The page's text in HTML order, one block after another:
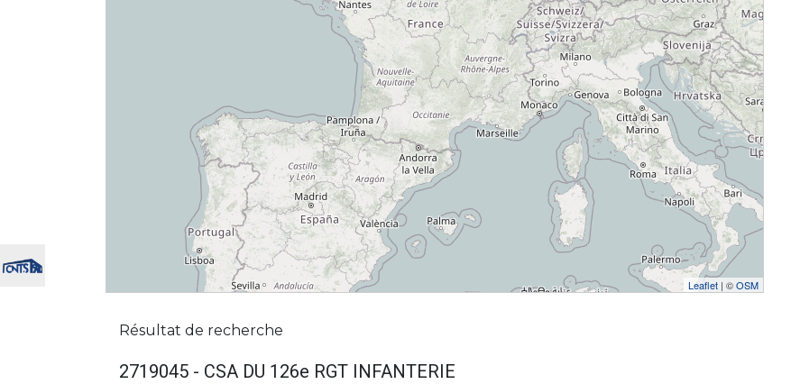
Leaflet | ©OSM
Résultat de recherche
2719045 - CSA DU 126e RGT INFANTERIE